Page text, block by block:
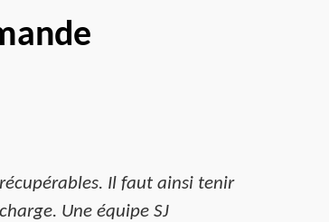
Il faut ainsi tenir
Une équipe SJ